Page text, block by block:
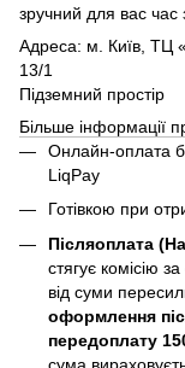
зручний для вас час
Адреса: м. Київ, ТЦ
13/1
Підземний простір
Більше інформації
Онлайн-оплата
LiqPay
Готівкою при
Післяоплата
стягує комісію
від суми
оформлення
передоплату
сума